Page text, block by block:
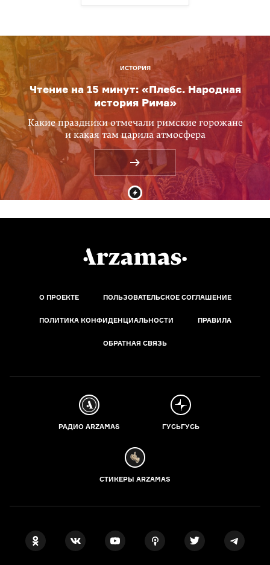
ИСТОРИЯ
Чтение на 15 минут: «Плебс. Народная
история Рима»
Какие праздники отмечали римские горожане
и какая там царила атмосфера
О ПРОЕКТЕ ПОЛЬЗОВАТЕЛЬСКОЕ СОГЛАШЕНИЕ
ПОЛИТИКА КОНФИДЕНЦИАЛЬНОСТИ ПРАВИЛА
ОБРАТНАЯ СВЯЗЬ
РАДИО ARZAMAS ГУСЬГУСЬ
СТИКЕРЫ ARZAMAS